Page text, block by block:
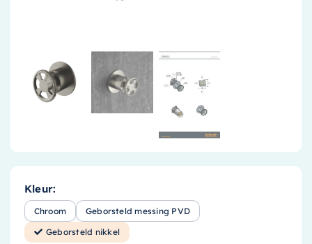
Kleur:
Chroom Geborsteld messing PVD
Geborsteld nikkel